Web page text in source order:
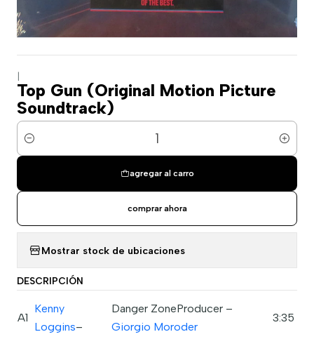
Top Gun (Original Motion Picture
Soundtrack)
Cantidad
agregar al carro
comprar ahora
Mostrar stock de ubicaciones
DESCRIPCIÓN
A1
Kenny
Loggins–
Danger ZoneProducer –
Giorgio Moroder
3:35